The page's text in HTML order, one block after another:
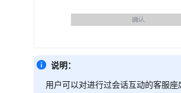
说明：
用户可以对进行过会话互动的客服